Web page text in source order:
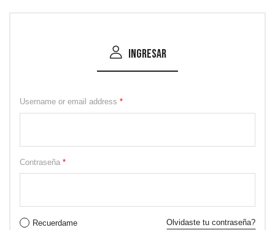
Ingresar
Username or email address *
Contraseña *
Recuerdame Olvidaste tu contraseña?